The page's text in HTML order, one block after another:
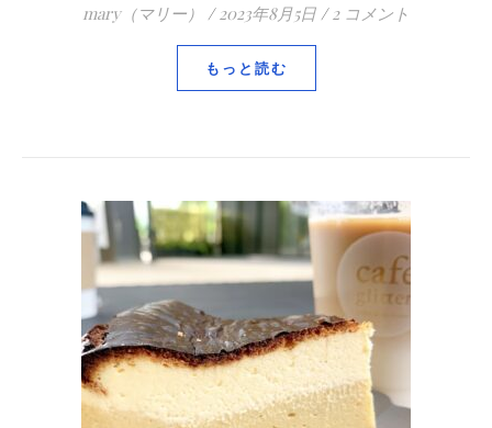
mary（マリー） / 2023年8月5日 / 2 コメント
もっと読む